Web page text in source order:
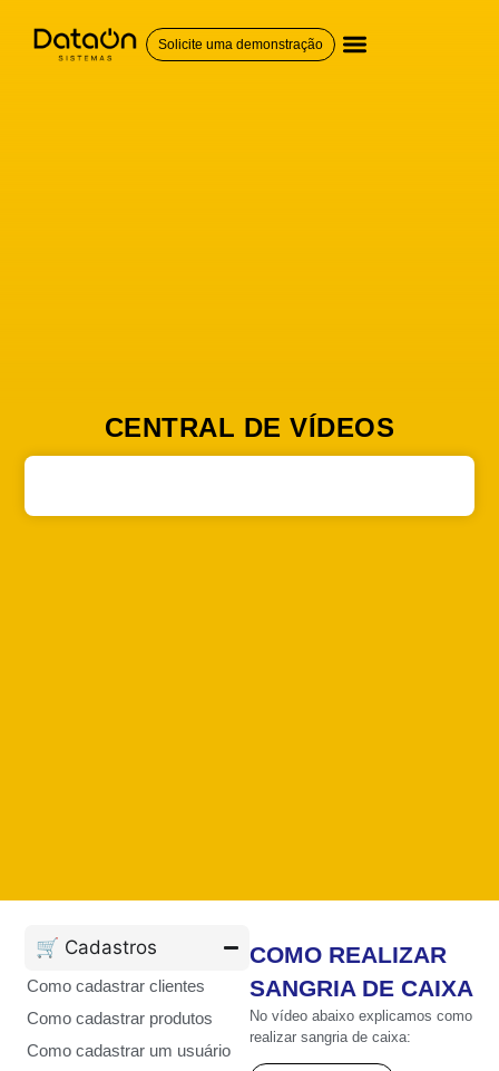
Solicite uma demonstração
CENTRAL DE VÍDEOS
🛒 Cadastros
Como cadastrar clientes
Como cadastrar produtos
Como cadastrar um usuário
COMO REALIZAR
SANGRIA DE CAIXA
No vídeo abaixo explicamos como
realizar sangria de caixa: